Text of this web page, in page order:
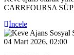
CARRFOURSA
İncele
04 Mart 2026, 02:00